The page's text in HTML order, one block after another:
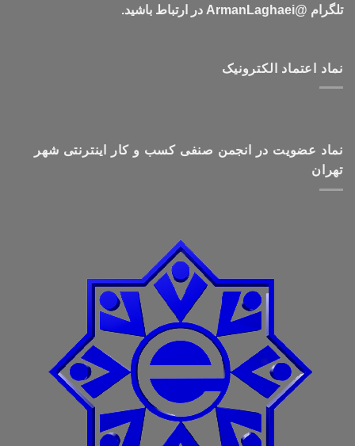
تلگرام @ArmanLaghaei در ارتباط باشید.
نماد اعتماد الکترونیک
نماد عضویت در انجمن صنفی کسب و کار اینترنتی شهر
تهران